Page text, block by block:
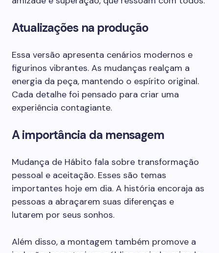
Atualizações na produção
Essa versão apresenta cenários modernos e
figurinos vibrantes. As mudanças realçam a
energia da peça, mantendo o espírito original.
Cada detalhe foi pensado para criar uma
experiência contagiante.
A importância da mensagem
Mudança de Hábito fala sobre transformação
pessoal e aceitação. Esses são temas
importantes hoje em dia. A história encoraja as
pessoas a abraçarem suas diferenças e
lutarem por seus sonhos.
Além disso, a montagem também promove a